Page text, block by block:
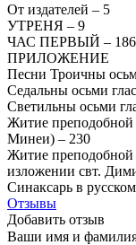
От издателей – 5
УТРЕНЯ – 9
ЧАС ПЕРВЫЙ – 186
ПРИЛОЖЕНИЕ
Песни Троичны
Седальны осьми
Светильны осьми
Житие преподобной
Минеи) – 230
Житие
изложении свт.
Синаксарь в
Отзывы
Добавить отзыв
Ваши имя и